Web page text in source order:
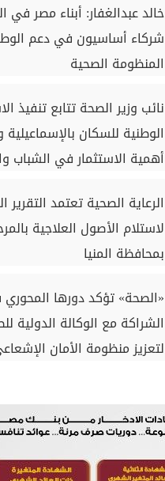
خالد عبدالغفار: أبناء مصر في
شركاء أساسيون في دعم
المنظومة الصحية
نائب وزير الصحة تتابع تنفيذ
الوطنية للسكان
أهمية الاستثمار في الشباب
الرعاية الصحية تعتمد التقرير
لاستلام الأصول العلاجية
بمحافظة المنيا
«الصحة» تؤكد دورها
الشراكة مع الوكالة الدولية
لتعزيز منظومة الأمان